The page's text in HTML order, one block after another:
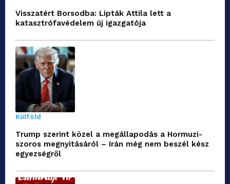
Visszatért Borsodba: Lipták Attila lett a
katasztrófavédelem új igazgatója
Külföld
Trump szerint közel a megállapodás a Hormuzi-
szoros megnyitásáról – Irán még nem beszél kész
egyezségről